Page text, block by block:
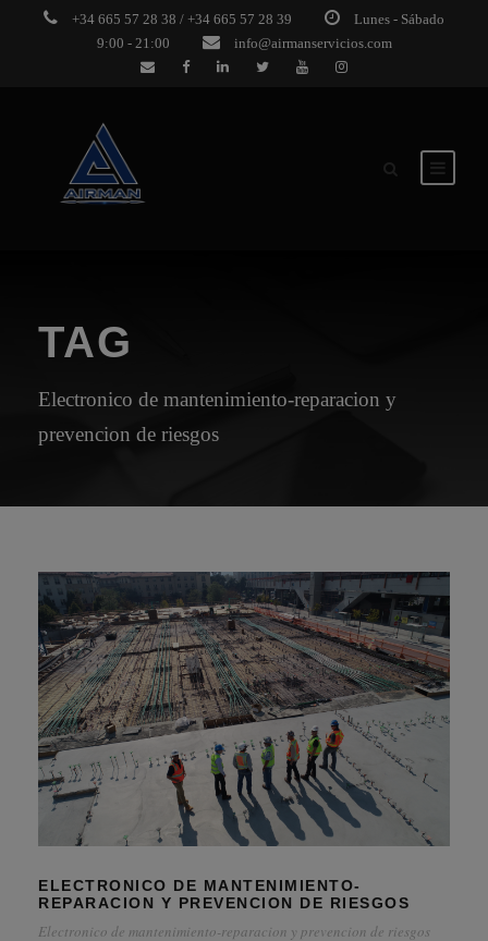
+34 665 57 28 38 / +34 665 57 28 39
Lunes - Sábado
9:00 - 21:00
info@airmanservicios.com
TAG
Electronico de mantenimiento-reparacion y
prevencion de riesgos
ELECTRONICO DE MANTENIMIENTO-
REPARACION Y PREVENCION DE RIESGOS
Electronico de mantenimiento-reparacion y prevencion de riesgos